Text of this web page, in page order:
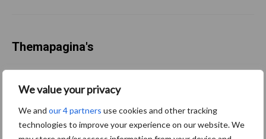
We value your privacy
We and our 4 partners use cookies and other tracking
technologies to improve your experience on our website. We
Themapagina's